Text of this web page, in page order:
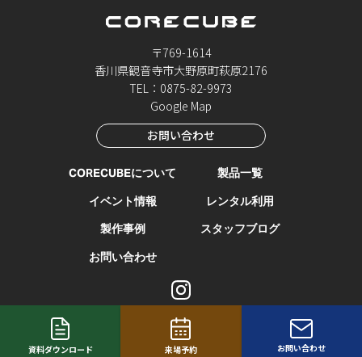
資料ダウンロード 来場予約 お問い合わせ
〒769-1614
香川県観音寺市大野原町萩原2176
TEL：0875-82-9973
Google Map
お問い合わせ
CORECUBEについて
製品一覧
イベント情報
レンタル利用
製作事例
スタッフブログ
お問い合わせ
© CORETHREE. All Rights reserved.